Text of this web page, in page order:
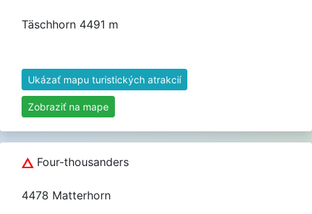
Täschhorn 4491 m
Ukázať mapu turistických atrakcií
Zobraziť na mape
Four-thousanders
4478 Matterhorn